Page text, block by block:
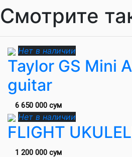
Смотрите
Нет в наличии
Taylor GS Mini
guitar
6 650 000 сум
Нет в наличии
FLIGHT
1 200 000 сум